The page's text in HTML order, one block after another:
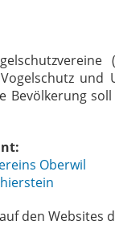
und
Bevölkerung
Oberwil
den Websites